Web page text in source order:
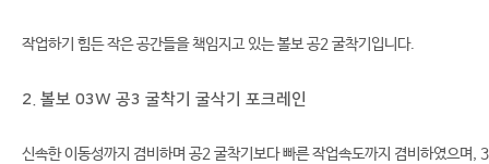
작업하기 힘든 작은 공간들을 책임지고 있는 볼보 공2 굴착기입니다.
2. 볼보 03W 공3 굴착기 굴삭기 포크레인
신속한 이동성까지 겸비하며 공2 굴착기보다 빠른 작업속도까지 겸비하였으며,